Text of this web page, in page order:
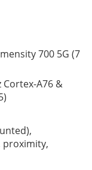
700 5G (7
Cortex-A76 &
proximity,